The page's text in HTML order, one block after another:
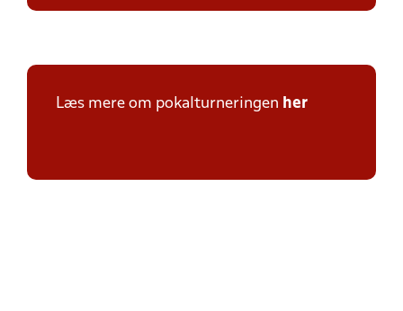
Læs mere om pokalturneringen her